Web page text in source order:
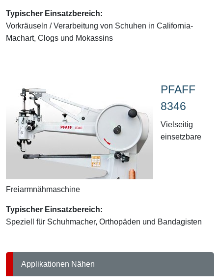
Typischer Einsatzbereich:
Vorkräuseln / Verarbeitung von Schuhen in California-
Machart, Clogs und Mokassins
PFAFF
8346
Vielseitig
einsetzbare
Freiarmnähmaschine
Typischer Einsatzbereich:
Speziell für Schuhmacher, Orthopäden und Bandagisten
Applikationen Nähen